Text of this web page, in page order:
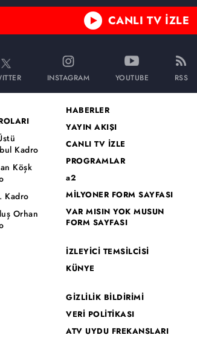
CANLI TV İZLE
INSTAGRAM YOUTUBE RSS
Kadro
Köşk
Kadro
Orhan
HABERLER
YAYIN AKIŞI
CANLI TV İZLE
PROGRAMLAR
a2
MİLYONER FORM SAYFASI
VAR MISIN YOK MUSUN
FORM SAYFASI
İZLEYİCİ TEMSİLCİSİ
KÜNYE
GİZLİLİK BİLDİRİMİ
VERİ POLİTİKASI
ATV UYDU FREKANSLARI